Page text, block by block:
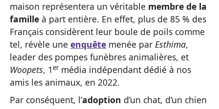
maison représentera un véritable membre de la
famille à part entière. En effet, plus de 85 % des
Français considèrent leur boule de poils comme
tel, révèle une enquête menée par Esthima,
leader des pompes funèbres animalières, et
Woopets, 1ermédia indépendant dédié à nos
amis les animaux, en 2022.
Par conséquent, l’adoption d’un chat, d’un chien